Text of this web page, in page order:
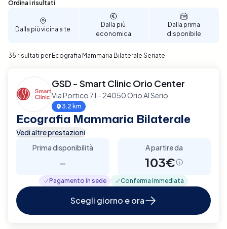
adattano alle tue necessità, rendendo la
prenotazione semplice e veloce. Prenota ora
un'Ecografia Mammaria Bilaterale a Seriate con Elty
della tua salute mammaria.
Sono stati trovati 35 risultati
Ordina i risultati
Dalla più vicina a te
Dalla più
economica
Dalla prima
disponibile
35 risultati per Ecografia Mammaria Bilaterale Seriate
GSD - Smart Clinic Orio Center
Via Portico 71 - 24050 Orio Al Serio
3.2 km
Ecografia Mammaria Bilaterale
Vedi altre prestazioni
Prima disponibilità
-
A partire da
103€
Pagamento in sede Conferma immediata
Scegli giorno e ora